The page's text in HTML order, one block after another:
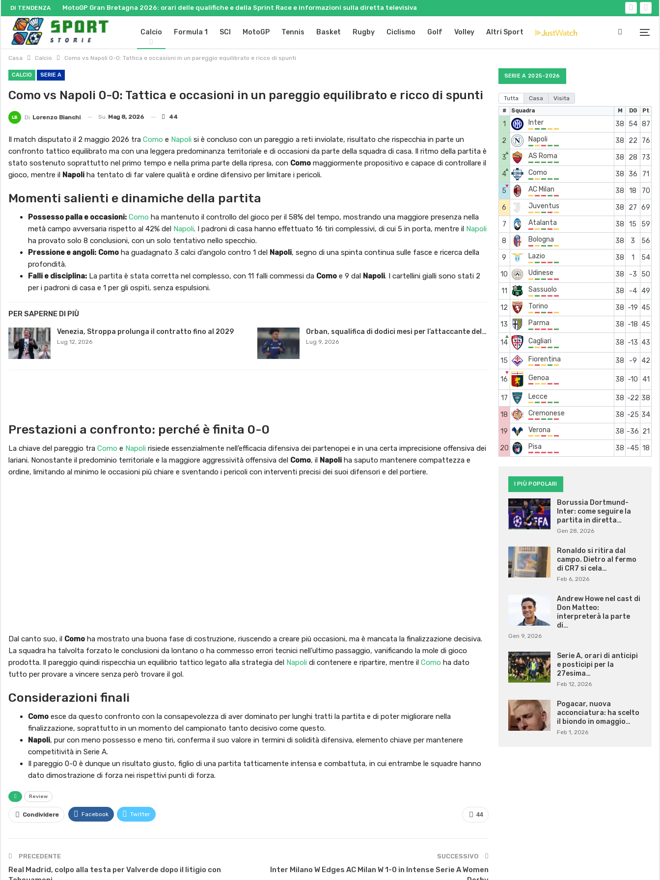
DI TENDENZA MotoGP Gran Bretagna 2026: orari delle qualifiche e della Sprint Race e informazioni sulla diretta televisiva
Calcio Formula 1 SCI MotoGP Tennis Basket Rugby Ciclismo Golf Volley Altri Sport
Casa Calcio Como vs Napoli 0-0: Tattica e occasioni in un pareggio equilibrato e ricco di spunti
CALCIO SERIE A
Como vs Napoli 0-0: Tattica e occasioni in un pareggio equilibrato e ricco di spunti
Di Lorenzo Bianchi Su Mag 8, 2026 44
Il match disputato il 2 maggio 2026 tra Como e Napoli si è concluso con un pareggio a reti inviolate, risultato che rispecchia in parte un
confronto tattico equilibrato ma con una leggera predominanza territoriale e di occasioni da parte della squadra di casa. Il ritmo della partita è
stato sostenuto soprattutto nel primo tempo e nella prima parte della ripresa, con Como maggiormente propositivo e capace di controllare il
gioco, mentre il Napoli ha tentato di far valere qualità e ordine difensivo per limitare i pericoli.
Momenti salienti e dinamiche della partita
Possesso palla e occasioni: Como ha mantenuto il controllo del gioco per il 58% del tempo, mostrando una maggiore presenza nella
metà campo avversaria rispetto al 42% del Napoli. I padroni di casa hanno effettuato 16 tiri complessivi, di cui 5 in porta, mentre il Napoli
ha provato solo 8 conclusioni, con un solo tentativo nello specchio.
Pressione e angoli: Como ha guadagnato 3 calci d’angolo contro 1 del Napoli, segno di una spinta continua sulle fasce e ricerca della
profondità.
Falli e disciplina: La partita è stata corretta nel complesso, con 11 falli commessi da Como e 9 dal Napoli. I cartellini gialli sono stati 2
per i padroni di casa e 1 per gli ospiti, senza espulsioni.
PER SAPERNE DI PIÙ
Venezia, Stroppa prolunga il contratto fino al 2029
Lug 12, 2026
Orban, squalifica di dodici mesi per l’attaccante del…
Lug 9, 2026
Prestazioni a confronto: perché è finita 0-0
La chiave del pareggio tra Como e Napoli risiede essenzialmente nell’efficacia difensiva dei partenopei e in una certa imprecisione offensiva dei
lariani. Nonostante il predominio territoriale e la maggiore aggressività offensiva del Como, il Napoli ha saputo mantenere compattezza e
ordine, limitando al minimo le occasioni più chiare e sventando i pericoli con interventi precisi dei suoi difensori e del portiere.
Dal canto suo, il Como ha mostrato una buona fase di costruzione, riuscendo a creare più occasioni, ma è mancata la finalizzazione decisiva.
La squadra ha talvolta forzato le conclusioni da lontano o ha commesso errori tecnici nell’ultimo passaggio, vanificando la mole di gioco
prodotta. Il pareggio quindi rispecchia un equilibrio tattico legato alla strategia del Napoli di contenere e ripartire, mentre il Como ha dato
tutto per provare a vincere senza però trovare il gol.
Considerazioni finali
Como esce da questo confronto con la consapevolezza di aver dominato per lunghi tratti la partita e di poter migliorare nella
finalizzazione, soprattutto in un momento del campionato tanto decisivo come questo.
Napoli, pur con meno possesso e meno tiri, conferma il suo valore in termini di solidità difensiva, elemento chiave per mantenere
competitività in Serie A.
Il pareggio 0-0 è dunque un risultato giusto, figlio di una partita tatticamente intensa e combattuta, in cui entrambe le squadre hanno
dato dimostrazione di forza nei rispettivi punti di forza.
Review
44
Condividere Facebook Twitter
PRECEDENTE
Real Madrid, colpo alla testa per Valverde dopo il litigio con
SUCCESSIVO
Inter Milano W Edges AC Milan W 1-0 in Intense Serie A Women
SERIE A 2025-2026
Tutta Casa Visita
# Squadra M DG Pt
1 Inter 38 54 87
2
Napoli 38 22
76
3
▲ AS Roma 38 28
73
4
▲ Como 38 36
71
5
▼ AC Milan 38 18
70
6
Juventus 38 27 69
7
Atalanta 38 15
59
8
Bologna 38 3
56
9
Lazio 38 1
54
10
Udinese 38 -3
50
11
Sassuolo 38 -4
49
12
Torino 38 -19 45
13
Parma 38 -18 45
14
▲
Cagliari 38 -13 43
15 Fiorentina 38 -9 42
16
▼
Genoa 38 -10 41
17 Lecce 38 -22 38
18
Cremonese 38 -25 34
19
Verona 38 -36 21
20
Pisa 38 -45 18
I PIÙ POPOLARI
Borussia Dortmund-
Inter: come seguire la
partita in diretta…
Gen 28, 2026
Ronaldo si ritira dal
campo. Dietro al fermo
di CR7 si cela…
Feb 6, 2026
Andrew Howe nel cast di
Don Matteo:
interpreterà la parte
di…
Gen 9, 2026
Serie A, orari di anticipi
e posticipi per la
27esima…
Feb 12, 2026
Pogacar, nuova
acconciatura: ha scelto
il biondo in omaggio…
Feb 1, 2026